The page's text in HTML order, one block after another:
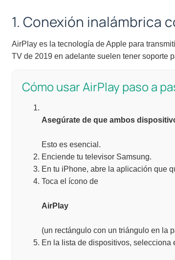
1. Conexión inalámbrica
AirPlay es la tecnología de Apple para
TV de 2019 en adelante suelen tener soporte
Cómo usar AirPlay paso a
Asegúrate de que ambos
Esto es esencial.
Enciende tu televisor Samsung.
En tu iPhone, abre la aplicación que
Toca el ícono de
AirPlay
(un rectángulo con un triángulo en la
En la lista de dispositivos, selecciona